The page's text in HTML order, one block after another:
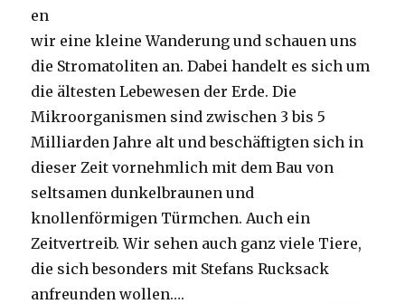
en
wir eine kleine Wanderung und schauen uns
die Stromatoliten an. Dabei handelt es sich um
die ältesten Lebewesen der Erde. Die
Mikroorganismen sind zwischen 3 bis 5
Milliarden Jahre alt und beschäftigten sich in
dieser Zeit vornehmlich mit dem Bau von
seltsamen dunkelbraunen und
knollenförmigen Türmchen. Auch ein
Zeitvertreib. Wir sehen auch ganz viele Tiere,
die sich besonders mit Stefans Rucksack
anfreunden wollen….